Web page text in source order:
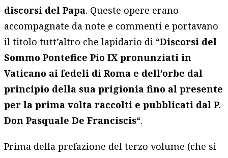
discorsi del Papa. Queste opere erano
accompagnate da note e commenti e portavano
il titolo tutt’altro che lapidario di “Discorsi del
Sommo Pontefice Pio IX pronunziati in
Vaticano ai fedeli di Roma e dell’orbe dal
principio della sua prigionia fino al presente
per la prima volta raccolti e pubblicati dal P.
Don Pasquale De Franciscis“.
Prima della prefazione del terzo volume (che si